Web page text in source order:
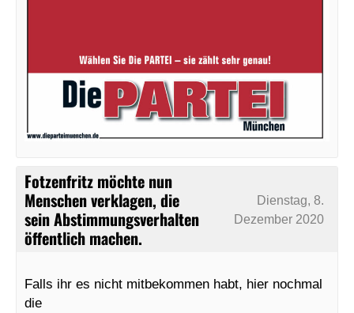
Fotzenfritz möchte nun
Menschen verklagen, die
sein Abstimmungsverhalten
öffentlich machen.
Dienstag, 8.
Dezember 2020
Falls ihr es nicht mitbekommen habt, hier nochmal
die